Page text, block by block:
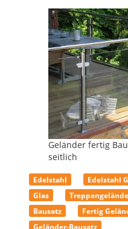
Geländer fertig
seitlich
Edelstahl Edelstahl
Glas
Bausatz
Fertig
Geländer-Bausatz